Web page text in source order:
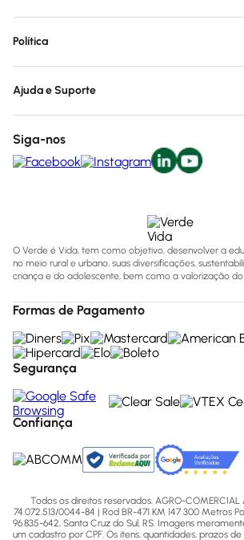
Política
Ajuda e Suporte
Siga-nos
O Verde é Vida, tem como objetivo, desenvolver a
no meio rural e urbano, suas diversificações,
criança e do adolescente, bem como a valorização
Formas de Pagamento
Segurança
Confiança
Todos os direitos reservados. AGRO-COMERCIAL
74.072.513/0044-84 | Rod BR-471 KM 147 300 Metros
96.835-642, Santa Cruz do Sul, RS. Imagens
um cadastro por CPF. Os itens, quantidades, prazos